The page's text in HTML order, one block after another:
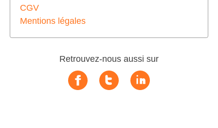
CGV
Mentions légales
Retrouvez-nous aussi sur